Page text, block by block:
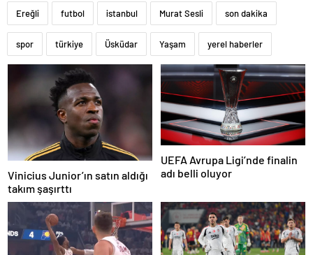
Ereğli futbol istanbul Murat Sesli son dakika
spor türkiye Üsküdar Yaşam yerel haberler
Vinicius Junior’ın satın aldığı
takım şaşırttı
UEFA Avrupa Ligi’nde finalin
adı belli oluyor